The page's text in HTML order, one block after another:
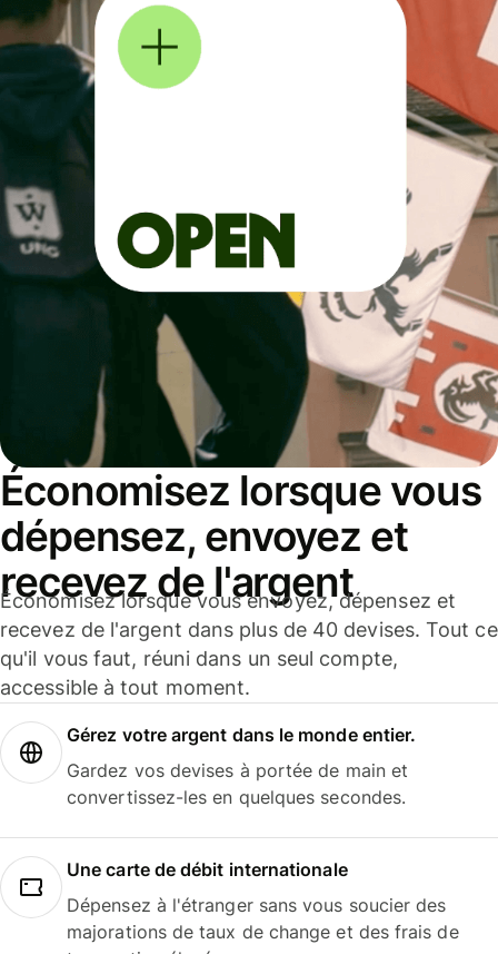
Économisez lorsque vous
dépensez, envoyez et
recevez de l'argent
Économisez lorsque vous envoyez, dépensez et
recevez de l'argent dans plus de 40 devises. Tout ce
qu'il vous faut, réuni dans un seul compte,
accessible à tout moment.
Gérez votre argent dans le monde entier.
Gardez vos devises à portée de main et
convertissez-les en quelques secondes.
Une carte de débit internationale
Dépensez à l'étranger sans vous soucier des
majorations de taux de change et des frais de